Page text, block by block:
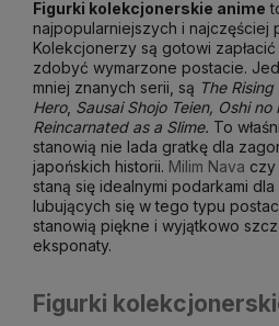
Figurki
Figurki kolekcjonerskie anime
najpopularniejszych i najczęściej
Kolekcjonerzy są gotowi
zdobyć wymarzone postacie.
mniej znanych serii, są The
Hero, Sausai Shojo Teien, Oshi no
Reincarnated as a Slime. To
stanowią nie lada gratkę dla
japońskich historii. Milim Nava czy
staną się idealnymi podarkami
lubujących się w tego typu
stanowią piękne i wyjątkowo
eksponaty.